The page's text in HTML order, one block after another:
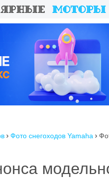
 Фото снегоходов Yamaha 